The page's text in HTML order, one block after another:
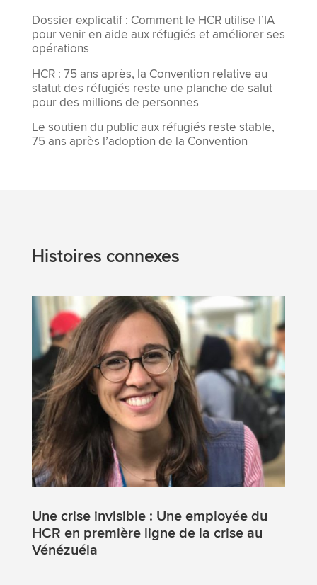
Dossier explicatif : Comment le HCR utilise l’IA
pour venir en aide aux réfugiés et améliorer ses
opérations
HCR : 75 ans après, la Convention relative au
statut des réfugiés reste une planche de salut
pour des millions de personnes
Le soutien du public aux réfugiés reste stable,
75 ans après l’adoption de la Convention
Histoires connexes
Une crise invisible : Une employée du
HCR en première ligne de la crise au
Vénézuéla